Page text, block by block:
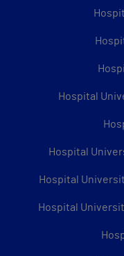
Hospital
Hospital
Hospital
Hospital